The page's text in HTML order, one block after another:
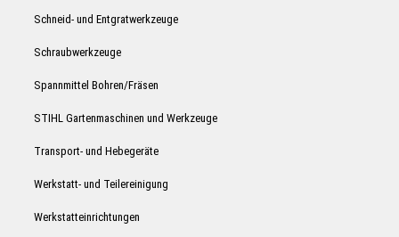
Schneid- und Entgratwerkzeuge
Schraubwerkzeuge
Spannmittel Bohren/Fräsen
STIHL Gartenmaschinen und Werkzeuge
Transport- und Hebegeräte
Werkstatt- und Teilereinigung
Werkstatteinrichtungen